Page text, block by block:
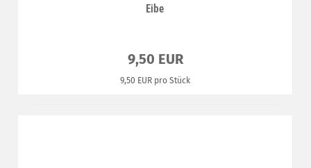
Eibe
9,50 EUR
9,50 EUR pro Stück